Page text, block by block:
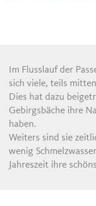
Im Flusslauf der
sich viele, teils
Dies hat dazu
Gebirgsbäche ihre
haben.
Weiters sind sie
wenig
Jahreszeit ihre